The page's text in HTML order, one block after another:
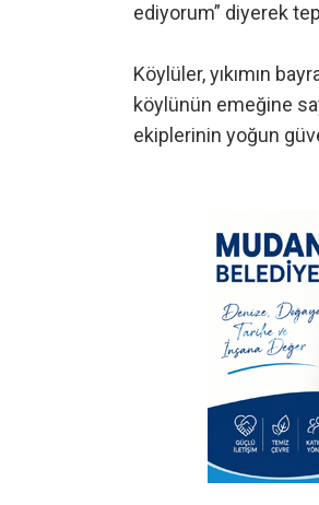
ediyorum” diyerek
Köylüler, yıkımın
köylünün emeğine
ekiplerinin yoğun